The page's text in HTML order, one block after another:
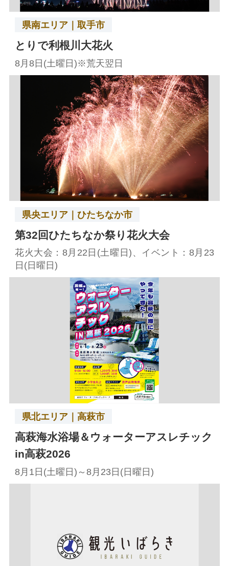
県南エリア｜取手市
とりで利根川大花火
8月8日(土曜日)※荒天翌日
県央エリア｜ひたちなか市
第32回ひたちなか祭り花火大会
花火大会：8月22日(土曜日)、イベント：8月23
日(日曜日)
県北エリア｜高萩市
高萩海水浴場＆ウォーターアスレチック
in高萩2026
8月1日(土曜日)～8月23日(日曜日)